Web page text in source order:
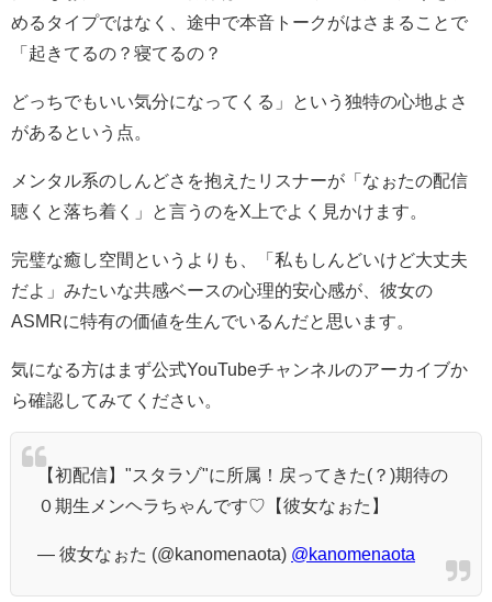
めるタイプではなく、途中で本音トークがはさまることで
「起きてるの？寝てるの？
どっちでもいい気分になってくる」という独特の心地よさ
があるという点。
メンタル系のしんどさを抱えたリスナーが「なぉたの配信
聴くと落ち着く」と言うのをX上でよく見かけます。
完璧な癒し空間というよりも、「私もしんどいけど大丈夫
だよ」みたいな共感ベースの心理的安心感が、彼女の
ASMRに特有の価値を生んでいるんだと思います。
気になる方はまず公式YouTubeチャンネルのアーカイブか
ら確認してみてください。
【初配信】"スタラゾ"に所属！戻ってきた(？)期待の
０期生メンヘラちゃんです♡【彼女なぉた】
— 彼女なぉた (@kanomenaota) @kanomenaota